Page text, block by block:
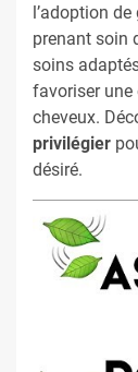
l’adoption
prenant soin
soins
favoriser une
cheveux.
privilégier
désiré.